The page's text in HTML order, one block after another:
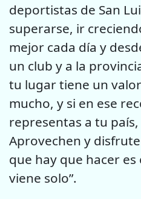
deportistas de San
superarse, ir
mejor cada día y
un club y a la
tu lugar tiene un
mucho, y si en ese
representas a tu
Aprovechen y
que hay que hacer
viene solo”.